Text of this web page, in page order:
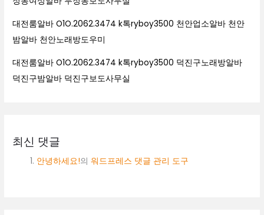
대전룸알바 O1O.2062.3474 k톡ryboy3500 천안업소알바 천안
밤알바 천안노래방도우미
대전룸알바 O1O.2062.3474 k톡ryboy3500 덕진구노래방알바
덕진구밤알바 덕진구보도사무실
최신 댓글
안녕하세요!의워드프레스 댓글 관리 도구